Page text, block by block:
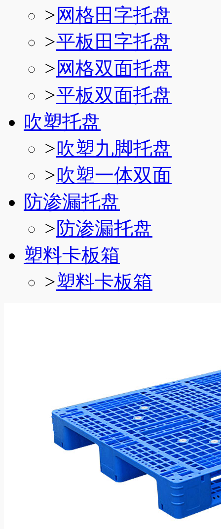
> 网格田字托盘
>平板田字托盘
> 网格双面托盘
>平板双面托盘
吹塑托盘
>吹塑九脚托盘
>吹塑一体双面
防渗漏托盘
>防渗漏托盘
塑料卡板箱
>塑料卡板箱